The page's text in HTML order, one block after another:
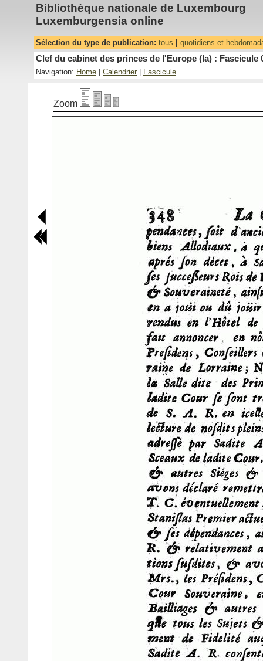
Bibliothèque nationale de Luxembourg
Luxemburgensia online
Sélection du type de publication: tous quotidiens et
Clef du cabinet des princes de l'Europe (la) : Fascicule
Navigation: Home Calendrier Fascicule
Zoom